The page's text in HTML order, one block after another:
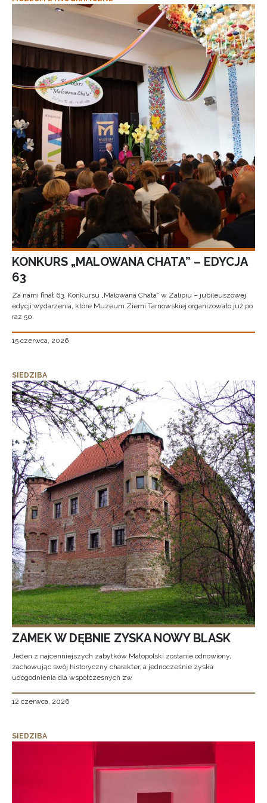
KONKURS „MALOWANA CHATA” – EDYCJA
63
Za nami finał 63. Konkursu „Malowana Chata” w Zalipiu – jubileuszowej
edycji wydarzenia, które Muzeum Ziemi Tarnowskiej organizowało już po
raz 50.
15 czerwca, 2026
SIEDZIBA
ZAMEK W DĘBNIE ZYSKA NOWY BLASK
Jeden z najcenniejszych zabytków Małopolski zostanie odnowiony,
zachowując swój historyczny charakter, a jednocześnie zyska
udogodnienia dla współczesnych zw
12 czerwca, 2026
SIEDZIBA